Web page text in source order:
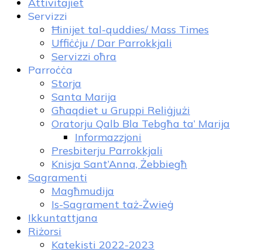
Servizzi
Ħinijet tal-quddies/ Mass Times
Uffiċċju / Dar Parrokkjali
Servizzi oħra
Parroċċa
Storja
Santa Marija
Għaqdiet u Gruppi Reliġjużi
Oratorju Qalb Bla Tebgħa ta’ Marija
Informazzjoni
Presbiterju Parrokkjali
Knisja Sant’Anna, Żebbiegħ
Sagramenti
Magħmudija
Is-Sagrament taż-Żwieġ
Ikkuntattjana
Riżorsi
Katekisti 2022-2023